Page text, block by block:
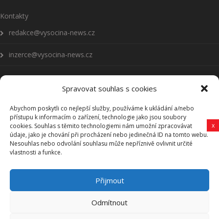
Spravovat souhlas s cookies
Abychom poskytli co nejlepší služby, používáme k ukládání a/nebo
přístupu k informacím o zařízení, technologie jako jsou soubory
cookies. Souhlas s těmito technologiemi nám umožní zpracovávat
údaje, jako je chování při procházení nebo jedinečná ID na tomto webu.
Nesouhlas nebo odvolání souhlasu může nepříznivě ovlivnit určité
vlastnosti a funkce.
Přijmout
Odmítnout
Kontakty
redakce@vysocina-news.cz
inzerce@vysocina-news.cz
Přihlásit se k odběru novinek
Všeobecné podmínky
Vysočina-news.cz
Zpravodajství z Vysočiny
x